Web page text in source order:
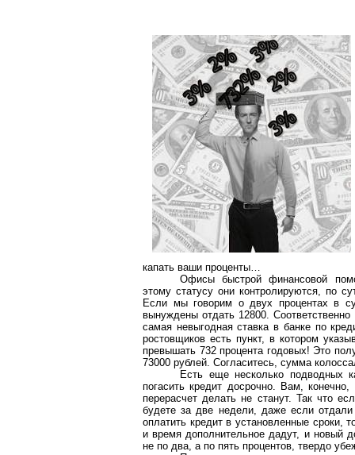
капать ваши проценты…
Офисы быстрой финансовой
этому статусу они контролируются, по
Если мы говорим о двух процентах в
вынуждены отдать 12800.
самая невыгодная ставка в банке по
ростовщиков есть пункт, в котором
превышать 732 процента годовых! Это
73000 рублей. Согласитесь, сумма
Есть еще несколько подводных
погасить кредит досрочно. Вам,
перерасчет делать не станут. Так что
будете за две недели, даже если
оплатить кредит в установленные сроки,
и время дополнительное дадут, и новый
не по два, а по пять процентов, твердо